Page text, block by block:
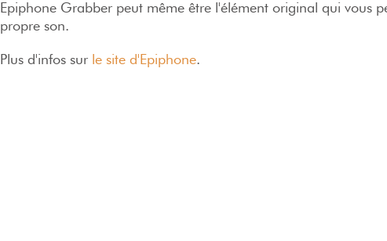
Epiphone Grabber peut même être l'élément original qui vous
propre son.
Plus d'infos sur le site d'Epiphone.